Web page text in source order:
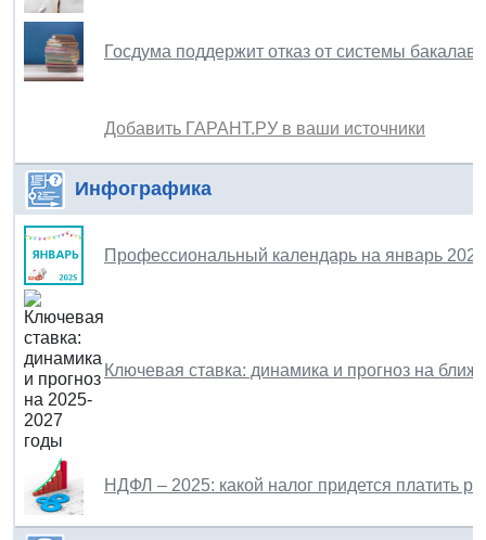
Госдума поддержит отказ от системы
Добавить ГАРАНТ.РУ в ваши источники
Инфографика
Профессиональный календарь на январь
Ключевая ставка: динамика и прогноз на
НДФЛ – 2025: какой налог придется платить